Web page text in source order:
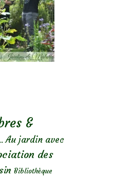
&
Au jardin avec
des
Bibliothèque